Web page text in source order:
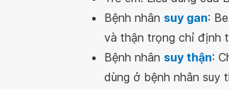
Bệnh nhân suy gan:
và thận trọng chỉ định
Bệnh nhân suy thận:
dùng ở bệnh nhân suy